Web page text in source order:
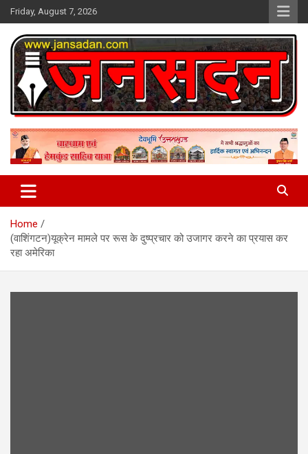
Skip
to
content
Friday, August 7, 2026
Jan Sadan
Home
(वाशिंगटन)यूक्रेन मामले पर रूस के दुष्प्रचार को उजागर करने का प्रयास कर
रहा अमेरिका